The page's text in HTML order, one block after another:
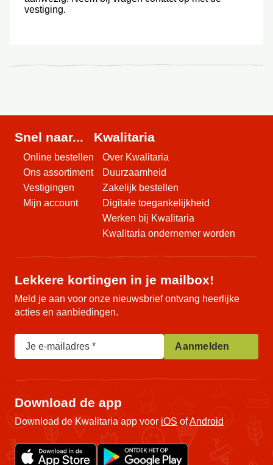
vestiging.
Snel naar...
Online bestellen
Ons assortiment
Vestigingen
Mijn account
Kwalitaria
Over Kwalitaria
Duurzaamheid
Zakelijk bestellen
Digitale toegankelijkheid
Werken bij Kwalitaria
Kwalitaria ondernemer worden
Lekkere kortingen in je mailbox!
Meld je aan voor onze nieuwsbrief ontvang heerlijke
acties en aanbiedingen.
Je e-mailadres Aanmelden
Download de app
Download de Kwalitaria app voor iOS ofAndroid